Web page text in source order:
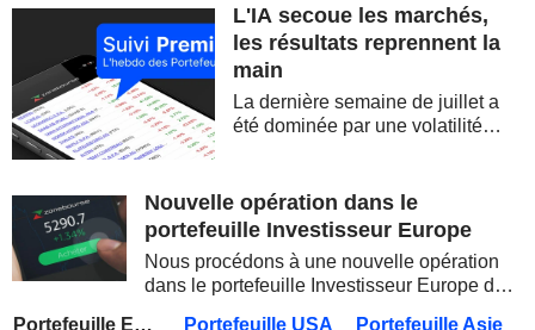
WESTPAC BANKING CORPORATION Publication des résultats - Q3 2026 AS
BARRICK MINING CORPORATION
SIMON PROPERTY GROUP, INC. Publication des résultats - Q2 2026
FERGUSON ENTERPRISES INC.
ROCKET LAB CORPORATION Publication des résultats - Q2 2026
AMRIZE AG Publication des résultats - Q2 2026
L'IA secoue les marchés,
les résultats reprennent la
main
La dernière semaine de juillet a
été dominée par une volatilité
semi-conducteurs. Les
inquiétudes sur la soutenabilité
Nouvelle opération dans le
portefeuille Investisseur Europe
Nous procédons à une nouvelle opération
dans le portefeuille Investisseur Europe de
Portefeuille Europe Portefeuille USA Portefeuille Asie